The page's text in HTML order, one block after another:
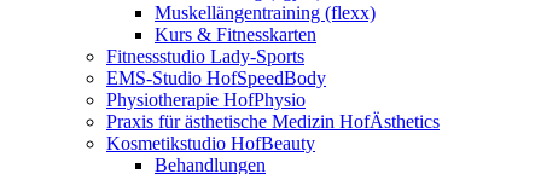
Muskellängentraining (flexx)
Kurs & Fitnesskarten
Fitnessstudio Lady-Sports
EMS-Studio HofSpeedBody
Physiotherapie HofPhysio
Praxis für ästhetische Medizin HofÄsthetics
Kosmetikstudio HofBeauty
Behandlungen